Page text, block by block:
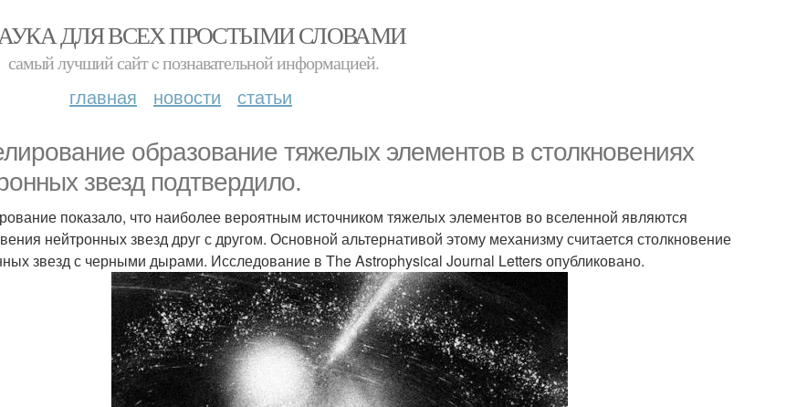
ДЛЯ ВСЕХ ПРОСТЫМИ СЛОВАМИ
самый лучший сайт c познавательной информацией.
главная новости статьи
образование тяжелых элементов в столкновениях
звезд подтвердило.
показало, что наиболее вероятным источником тяжелых элементов во вселенной являются
нейтронных звезд друг с другом. Основной альтернативой этому механизму считается столкновение
звезд с черными дырами. Исследование в The Astrophysical Journal Letters опубликовано.